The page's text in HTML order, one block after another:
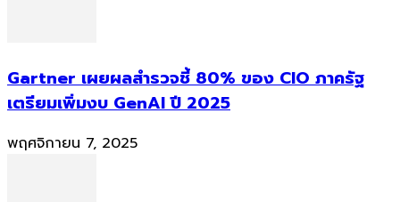
Gartner เผยผลสำรวจชี้ 80% ของ CIO ภาครัฐ
เตรียมเพิ่มงบ GenAI ปี 2025
พฤศจิกายน 7, 2025